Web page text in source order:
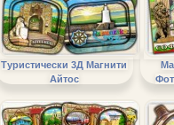
Туристически 3Д Магнити
Айтос